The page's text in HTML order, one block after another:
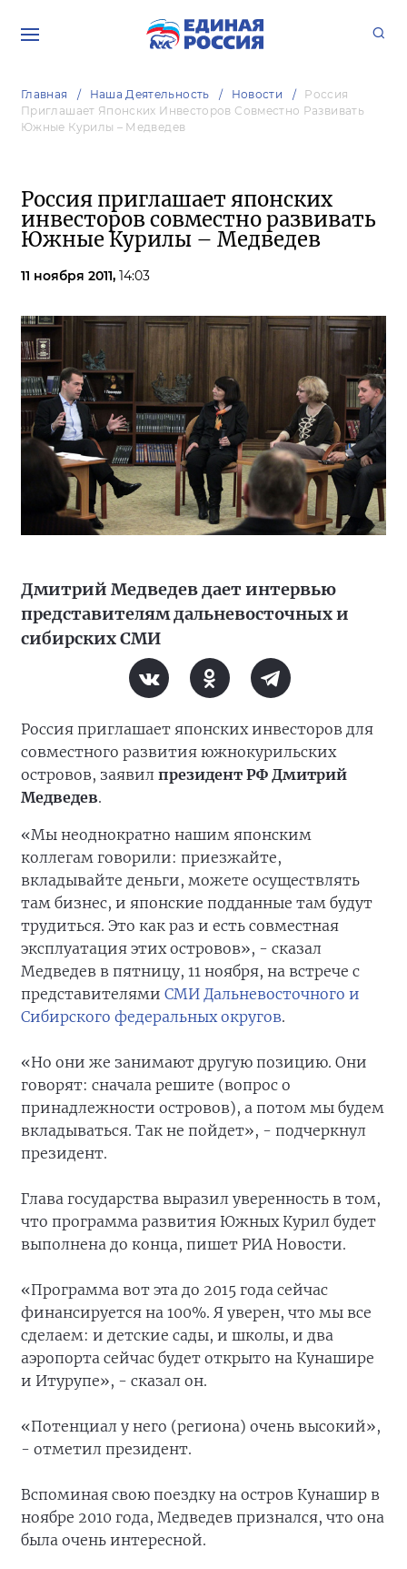
Главная Наша Деятельность Новости
Россия
Приглашает Японских Инвесторов Совместно Развивать
Южные Курилы – Медведев
Россия приглашает японских
инвесторов совместно развивать
Южные Курилы – Медведев
11 ноября 2011, 14:03
Дмитрий Медведев дает интервью
представителям дальневосточных и
сибирских СМИ
Россия приглашает японских инвесторов для
совместного развития южнокурильских
островов, заявил президент РФ Дмитрий
Медведев.
«Мы неоднократно нашим японским
коллегам говорили: приезжайте,
вкладывайте деньги, можете осуществлять
там бизнес, и японские подданные там будут
трудиться. Это как раз и есть совместная
эксплуатация этих островов», - сказал
Медведев в пятницу, 11 ноября, на встрече с
представителями СМИ Дальневосточного и
Сибирского федеральных округов.
«Но они же занимают другую позицию. Они
говорят: сначала решите (вопрос о
принадлежности островов), а потом мы будем
вкладываться. Так не пойдет», - подчеркнул
президент.
Глава государства выразил уверенность в том,
что программа развития Южных Курил будет
выполнена до конца, пишет РИА Новости.
«Программа вот эта до 2015 года сейчас
финансируется на 100%. Я уверен, что мы все
сделаем: и детские сады, и школы, и два
аэропорта сейчас будет открыто на Кунашире
и Итурупе», - сказал он.
«Потенциал у него (региона) очень высокий»,
- отметил президент.
Вспоминая свою поездку на остров Кунашир в
ноябре 2010 года, Медведев признался, что она
была очень интересной.